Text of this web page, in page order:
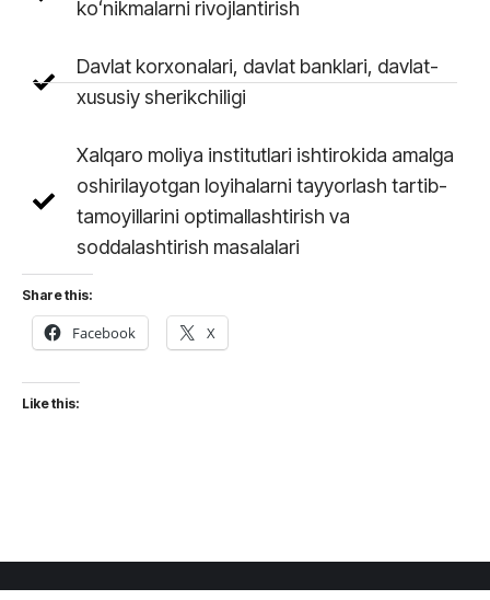
koʻnikmalarni rivojlantirish
Davlat korxonalari, davlat banklari, davlat-
xususiy sherikchiligi
Xalqaro moliya institutlari ishtirokida amalga
oshirilayotgan loyihalarni tayyorlash tartib-
tamoyillarini optimallashtirish va
soddalashtirish masalalari
Share this:
Facebook X
Like this: